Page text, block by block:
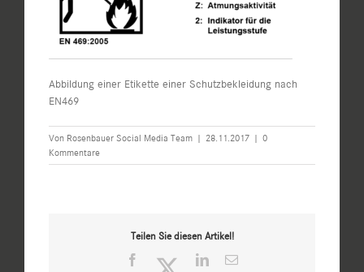
Abbildung einer Etikette einer Schutzbekleidung nach
EN469
Von Rosenbauer Social Media Team | 28.11.2017 | 0
Kommentare
Teilen Sie diesen Artikel!
Facebook TwitterLinkedIn
E-